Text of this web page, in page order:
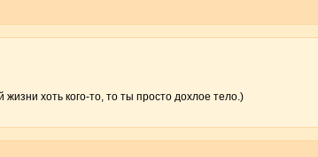
хоть кого-то, то ты просто дохлое тело.)